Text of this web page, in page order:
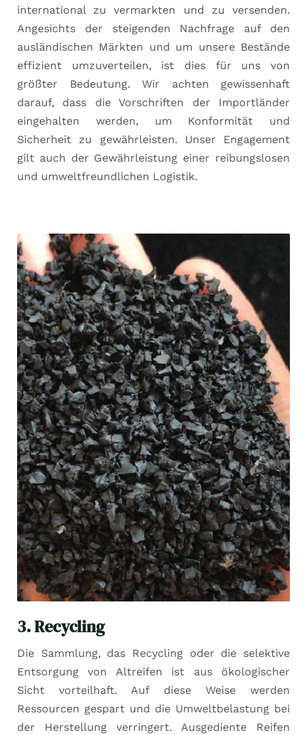
international zu vermarkten und zu versenden.
Angesichts der steigenden Nachfrage auf den
ausländischen Märkten und um unsere Bestände
effizient umzuverteilen, ist dies für uns von
größter Bedeutung. Wir achten gewissenhaft
darauf, dass die Vorschriften der Importländer
eingehalten werden, um Konformität und
Sicherheit zu gewährleisten. Unser Engagement
gilt auch der Gewährleistung einer reibungslosen
und umweltfreundlichen Logistik.
3. Recycling
Die Sammlung, das Recycling oder die selektive
Entsorgung von Altreifen ist aus ökologischer
Sicht vorteilhaft. Auf diese Weise werden
Ressourcen gespart und die Umweltbelastung bei
der Herstellung verringert. Ausgediente Reifen